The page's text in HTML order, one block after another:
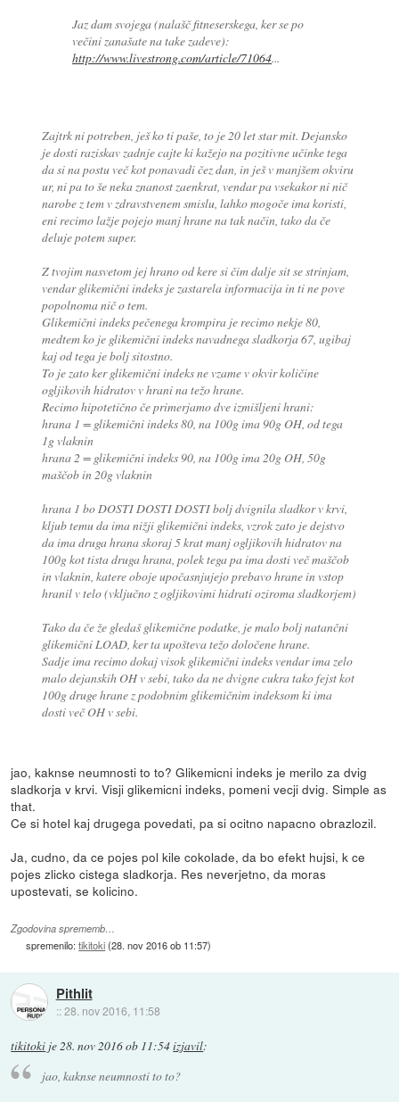
Jaz dam svojega (nalašč fitneserskega, ker se po
večini zanašate na take zadeve):
http://www.livestrong.com/article/71064...
Zajtrk ni potreben, ješ ko ti paše, to je 20 let star mit. Dejansko
je dosti raziskav zadnje cajte ki kažejo na pozitivne učinke tega
da si na postu več kot ponavadi čez dan, in ješ v manjšem okviru
ur, ni pa to še neka znanost zaenkrat, vendar pa vsekakor ni nič
narobe z tem v zdravstvenem smislu, lahko mogoče ima koristi,
eni recimo lažje pojejo manj hrane na tak način, tako da če
deluje potem super.
Z tvojim nasvetom jej hrano od kere si čim dalje sit se strinjam,
vendar glikemični indeks je zastarela informacija in ti ne pove
popolnoma nič o tem.
Glikemični indeks pečenega krompira je recimo nekje 80,
medtem ko je glikemični indeks navadnega sladkorja 67, ugibaj
kaj od tega je bolj sitostno.
To je zato ker glikemični indeks ne vzame v okvir količine
ogljikovih hidratov v hrani na težo hrane.
Recimo hipotetično če primerjamo dve izmišljeni hrani:
hrana 1 = glikemični indeks 80, na 100g ima 90g OH, od tega
1g vlaknin
hrana 2 = glikemični indeks 90, na 100g ima 20g OH, 50g
maščob in 20g vlaknin
hrana 1 bo DOSTI DOSTI DOSTI bolj dvignila sladkor v krvi,
kljub temu da ima nižji glikemični indeks, vzrok zato je dejstvo
da ima druga hrana skoraj 5 krat manj ogljikovih hidratov na
100g kot tista druga hrana, polek tega pa ima dosti več maščob
in vlaknin, katere oboje upočasnjujejo prebavo hrane in vstop
hranil v telo (vključno z ogljikovimi hidrati oziroma sladkorjem)
Tako da če že gledaš glikemične podatke, je malo bolj natančni
glikemični LOAD, ker ta upošteva težo določene hrane.
Sadje ima recimo dokaj visok glikemični indeks vendar ima zelo
malo dejanskih OH v sebi, tako da ne dvigne cukra tako fejst kot
100g druge hrane z podobnim glikemičnim indeksom ki ima
dosti več OH v sebi.
jao, kaknse neumnosti to to? Glikemicni indeks je merilo za dvig
sladkorja v krvi. Visji glikemicni indeks, pomeni vecji dvig. Simple as
that.
Ce si hotel kaj drugega povedati, pa si ocitno napacno obrazlozil.
Ja, cudno, da ce pojes pol kile cokolade, da bo efekt hujsi, k ce
pojes zlicko cistega sladkorja. Res neverjetno, da moras
upostevati, se kolicino.
Zgodovina sprememb…
spremenilo:tikitoki(28. nov 2016 ob 11:57)
Pithlit
::28. nov 2016, 11:58
tikitoki je28. nov 2016 ob 11:54izjavil:
jao, kaknse neumnosti to to?